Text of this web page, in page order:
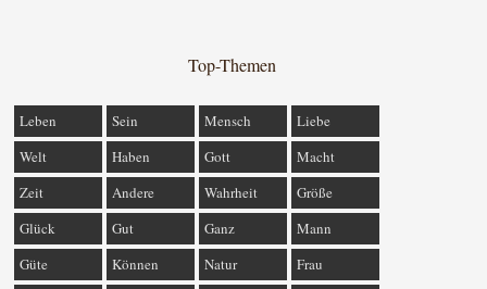
Top-Themen
Leben Sein Mensch
Liebe
Welt
Haben Gott
Macht
Zeit
Andere Wahrheit
Größe
Glück
Gut Ganz
Mann
Güte
Können Natur
Frau